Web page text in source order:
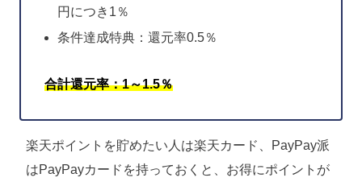
円につき1％
条件達成特典：還元率0.5％
合計還元率：1～1.5％
楽天ポイントを貯めたい人は楽天カード、PayPay派
はPayPayカードを持っておくと、お得にポイントが